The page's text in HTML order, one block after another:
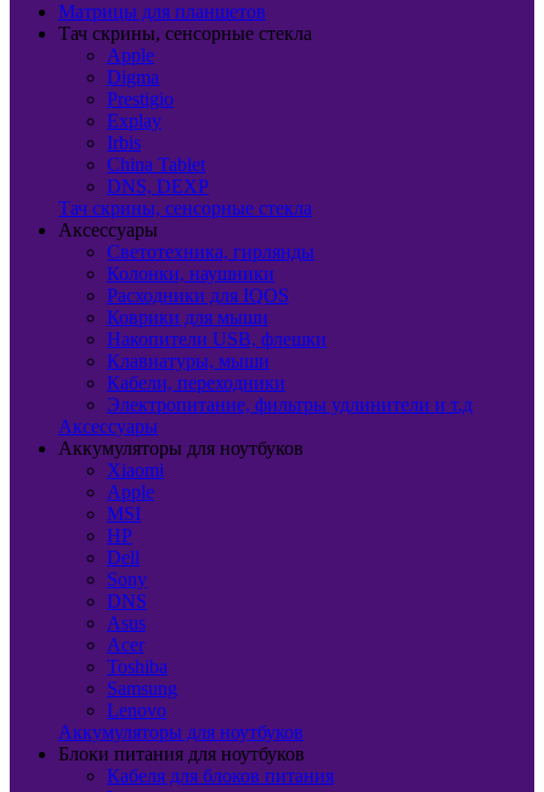
Матрицы для планшетов
Тач скрины, сенсорные стекла
Apple
Digma
Prestigio
Explay
Irbis
China Tablet
DNS, DEXP
Тач скрины, сенсорные стекла
Аксессуары
Светотехника, гирлянды
Колонки, наушники
Расходники для IQOS
Коврики для мыши
Накопители USB, флешки
Клавиатуры, мыши
Кабели, переходники
Электропитание, фильтры удлинители и т.д
Аксессуары
Аккумуляторы для ноутбуков
Xiaomi
Apple
MSI
HP
Dell
Sony
DNS
Asus
Acer
Toshiba
Samsung
Lenovo
Аккумуляторы для ноутбуков
Блоки питания для ноутбуков
Кабеля для блоков питания